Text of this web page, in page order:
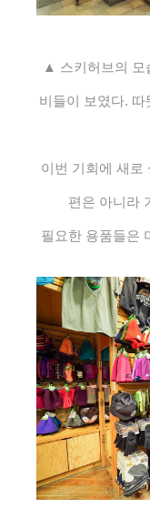
▲ 스키허브의 모
비들이 보였다.
이번 기회에 새로
편은 아니라
필요한 용품들은